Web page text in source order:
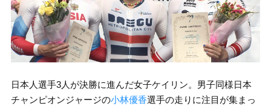
日本人選手3人が決勝に進んだ女子ケイリン。男子同様日本
チャンピオンジャージの小林優香選手の走りに注目が集まっ